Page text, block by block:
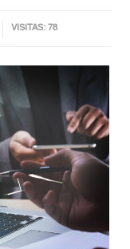
VISITAS: 78